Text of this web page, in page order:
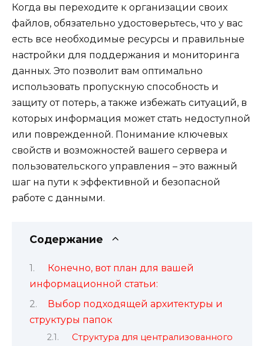
Когда вы переходите к организации своих
файлов, обязательно удостоверьтесь, что у вас
есть все необходимые ресурсы и правильные
настройки для поддержания и мониторинга
данных. Это позволит вам оптимально
использовать пропускную способность и
защиту от потерь, а также избежать ситуаций, в
которых информация может стать недоступной
или поврежденной. Понимание ключевых
свойств и возможностей вашего сервера и
пользовательского управления – это важный
шаг на пути к эффективной и безопасной
работе с данными.
Содержание
Конечно, вот план для вашей
информационной статьи:
Выбор подходящей архитектуры и
структуры папок
Структура для централизованного